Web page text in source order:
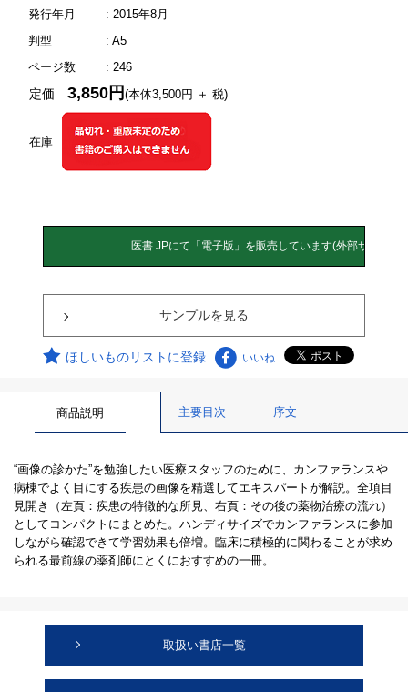
発行年月
: 2015年8月
判型
: A5
ページ数
: 246
在庫
定価3,850円(本体3,500円 ＋ 税)
サンプルを見る
ほしいものリストに登録 いいね
商品説明 主要目次 序文
“画像の診かた”を勉強したい医療スタッフのために、カンファランスや
病棟でよく目にする疾患の画像を精選してエキスパートが解説。全項目
見開き（左頁：疾患の特徴的な所見、右頁：その後の薬物治療の流れ）
としてコンパクトにまとめた。ハンディサイズでカンファランスに参加
しながら確認できて学習効果も倍増。臨床に積極的に関わることが求め
られる最前線の薬剤師にとくにおすすめの一冊。
取扱い書店一覧